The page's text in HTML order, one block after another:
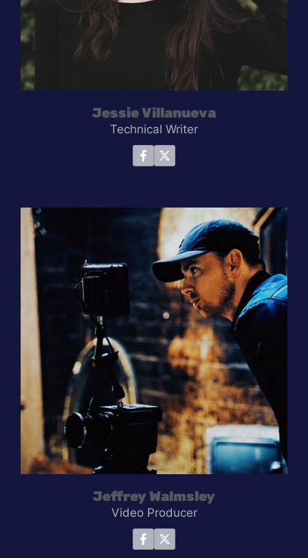
Jessie Villanueva
Technical Writer
Jeffrey Walmsley
Video Producer